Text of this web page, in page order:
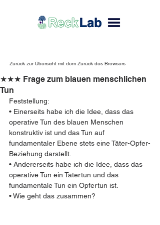
Zurück zur Übersicht mit dem Zurück des Browsers
★★★ Frage zum blauen menschlichen
Tun
Feststellung:
• Einerseits habe ich die Idee, dass das
operative Tun des blauen Menschen
konstruktiv ist und das Tun auf
fundamentaler Ebene stets eine Täter-Opfer-
Beziehung darstellt.
• Andererseits habe ich die Idee, dass das
operative Tun ein Tätertun und das
fundamentale Tun ein Opfertun ist.
• Wie geht das zusammen?